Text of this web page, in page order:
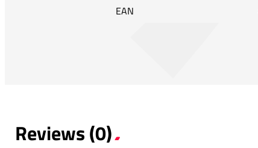
EAN
Reviews (0)